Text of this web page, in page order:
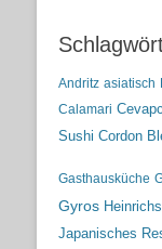
Andritz asiatisch
Calamari
Sushi Cordon
Gasthausküche
Gyros
Japanisches